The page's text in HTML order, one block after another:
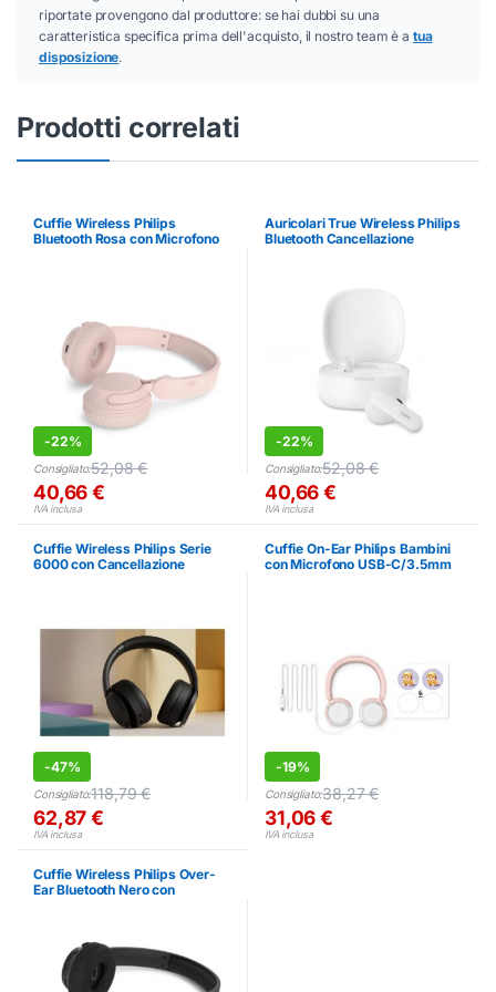
riportate provengono dal produttore: se hai dubbi su una
caratteristica specifica prima dell'acquisto, il nostro team è a tua
disposizione.
Prodotti correlati
Cuffie Wireless Philips
Bluetooth Rosa con Microfono
-22%
Consigliato:52,08€
40,66€
IVA inclusa
Auricolari True Wireless Philips
Bluetooth Cancellazione
-22%
Consigliato:52,08€
40,66€
IVA inclusa
Cuffie Wireless Philips Serie
6000 con Cancellazione
-47%
Consigliato:118,79€
62,87€
IVA inclusa
Cuffie On-Ear Philips Bambini
con Microfono USB-C/3.5mm
-19%
Consigliato:38,27€
31,06€
IVA inclusa
Cuffie Wireless Philips Over-
Ear Bluetooth Nero con